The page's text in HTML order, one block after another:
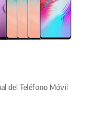
del Teléfono Móvil